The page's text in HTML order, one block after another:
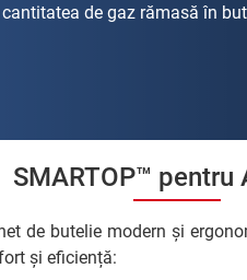
de gaz rămasă în
SMARTOP™ pentru
de butelie modern și
și eficiență: